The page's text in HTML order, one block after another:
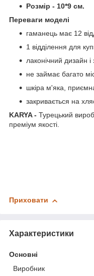
Розмір - 10*9 см.
Переваги моделі
гаманець має 12
1 відділення для
лаконічний дизайн
не займає багато
шкіра м'яка,
закривається на
KARYA- Турецький
преміум якості.
Приховати
Характеристики
Основні
Виробник